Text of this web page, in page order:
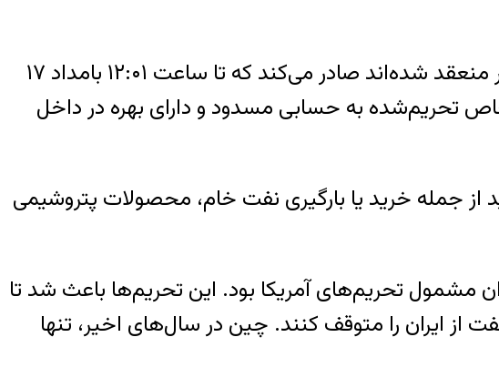
این وزارتخانه در عین حال گفته که یک مجوز عمومی ایکس-۱ را برای معاملاتی که پیشتر منعقد شده‌اند صادر می‌کند که تا ساعت ۱۲:۰۱ بامداد ۱۷
تحریم‌شده به حسابی مسدود و دارای بهره در داخل
مجاز به انجام معاملهٔ جدید از جمله خرید یا بارگیری نفت خام، محصولات پتروشیمی
مشمول تحریم‌های آمریکا بود. این تحریم‌ها باعث شد تا
از ایران را متوقف کنند. چین در سال‌های اخیر، تنها